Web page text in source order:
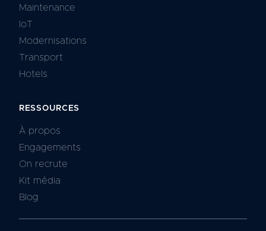
Maintenance
IoT
Modernisations
Transport
Hotels
RESSOURCES
À propos
Engagements
On recrute
Kit média
Blog